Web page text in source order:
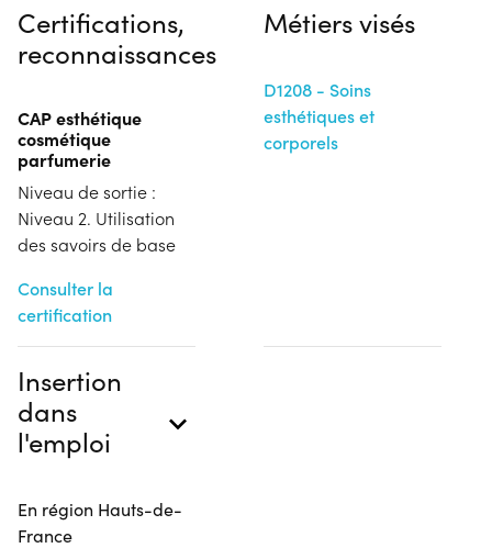
Certifications,
reconnaissances
CAP esthétique
cosmétique
parfumerie
Niveau de sortie :
Niveau 2. Utilisation
des savoirs de base
Consulter la
certification
Métiers visés
D1208 - Soins
esthétiques et
corporels
Insertion
dans
l'emploi
En région Hauts-de-
France